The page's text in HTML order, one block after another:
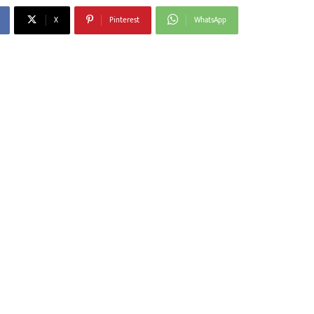
X Pinterest WhatsApp